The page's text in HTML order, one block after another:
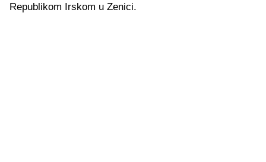
Republikom Irskom u Zenici.